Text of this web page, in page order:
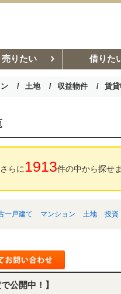
売りたい 借りた
土地 収益物件 賃
らに 1913件の中から探せま
一戸建て マンション 土地 投資
公開中！】